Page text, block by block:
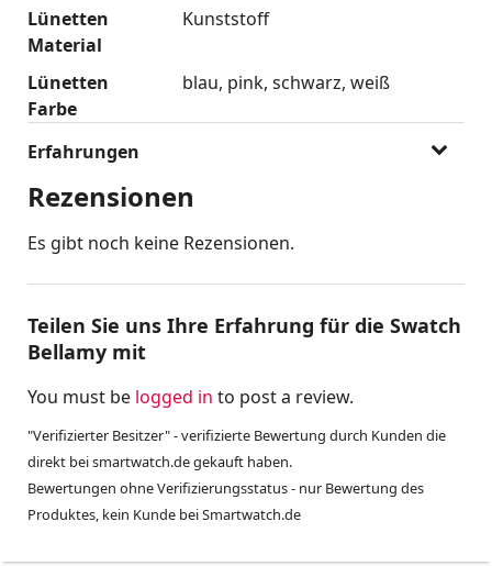
Lünetten
Material
Kunststoff
Lünetten
Farbe
blau pink schwarz weiß
Erfahrungen
Rezensionen
Es gibt noch keine Rezensionen.
Teilen Sie uns Ihre Erfahrung für die Swatch
Bellamy mit
You must be logged in to post a review.
"Verifizierter Besitzer" - verifizierte Bewertung durch Kunden die
direkt bei smartwatch.de gekauft haben.
Bewertungen ohne Verifizierungsstatus - nur Bewertung des
Produktes, kein Kunde bei Smartwatch.de